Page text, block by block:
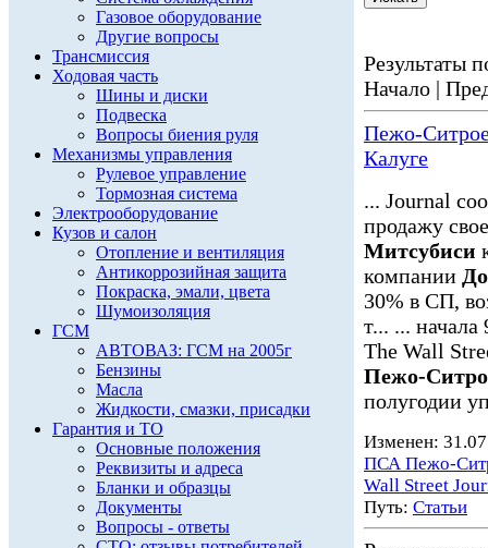
Газовое оборудование
Другие вопросы
Трансмиссия
Ходовая часть
Шины и диски
Подвеска
Вопросы биения руля
Механизмы управления
Рулевое управление
Тормозная система
Электрооборудование
Кузов и салон
Отопление и вентиляция
Антикоррозийная защита
Покраска, эмали, цвета
Шумоизоляция
ГСМ
АВТОВАЗ: ГСМ на 2005г
Бензины
Масла
Жидкости, смазки, присадки
Гарантия и ТО
Основные положения
Реквизиты и адреса
Бланки и образцы
Документы
Вопросы - ответы
Результаты
Начало |
Пежо-
Калуге
... Journal
продажу
Митсубиси
компании
30% в СП,
т... ...
The Wall
Пежо-
полугодии
Изменен:
ПСА Пежо-
Wall Street
Путь: Статьи